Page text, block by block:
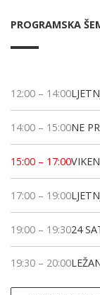
PROGRAMSKA
12:00 – 14:00
14:00 – 15:00NE
15:00 – 17:00
17:00 – 19:00
19:00 – 19:3024
19:30 – 20:00